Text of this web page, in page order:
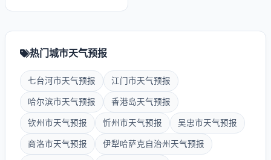
热门城市天气预报
七台河市天气预报 江门市天气预报
哈尔滨市天气预报 香港岛天气预报
钦州市天气预报 忻州市天气预报 吴忠市天气预报
商洛市天气预报 伊犁哈萨克自治州天气预报